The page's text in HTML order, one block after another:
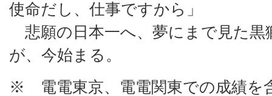
使命だし、仕事ですから」
悲願の日本一へ、夢にまで見た黒
が、今始まる。
※ 電電東京、電電関東での成績を